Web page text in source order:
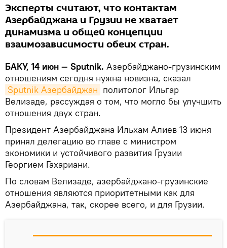
Эксперты считают, что контактам
Азербайджана и Грузии не хватает
динамизма и общей концепции
взаимозависимости обеих стран.
БАКУ, 14 июн — Sputnik. Азербайджано-грузинским
отношениям сегодня нужна новизна, сказал
Sputnik Азербайджан политолог Ильгар
Велизаде, рассуждая о том, что могло бы улучшить
отношения двух стран.
Президент Азербайджана Ильхам Алиев 13 июня
принял делегацию во главе с министром
экономики и устойчивого развития Грузии
Георгием Гахариани.
По словам Велизаде, азербайджано-грузинские
отношения являются приоритетными как для
Азербайджана, так, скорее всего, и для Грузии.